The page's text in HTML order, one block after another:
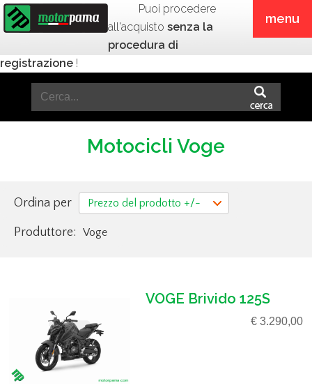
menu
Puoi procedere
all'acquisto senza la
procedura di
registrazione !
Motocicli Voge
Ordina per Prezzo del prodotto +/-
Produttore: Voge
VOGE Brivido 125S
€ 3.290,00